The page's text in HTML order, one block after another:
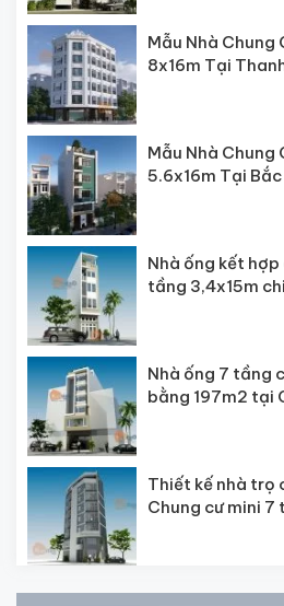
Mẫu Nhà Chung
8x16m Tại
Mẫu Nhà Chung
5.6x16m Tại
Nhà ống kết
tầng 3,4x15m
Nhà ống 7 tầng
bằng 197m2 tại
Thiết kế nhà trọ
Chung c­ư mini 7